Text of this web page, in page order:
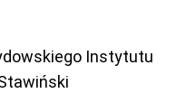
Instytutu